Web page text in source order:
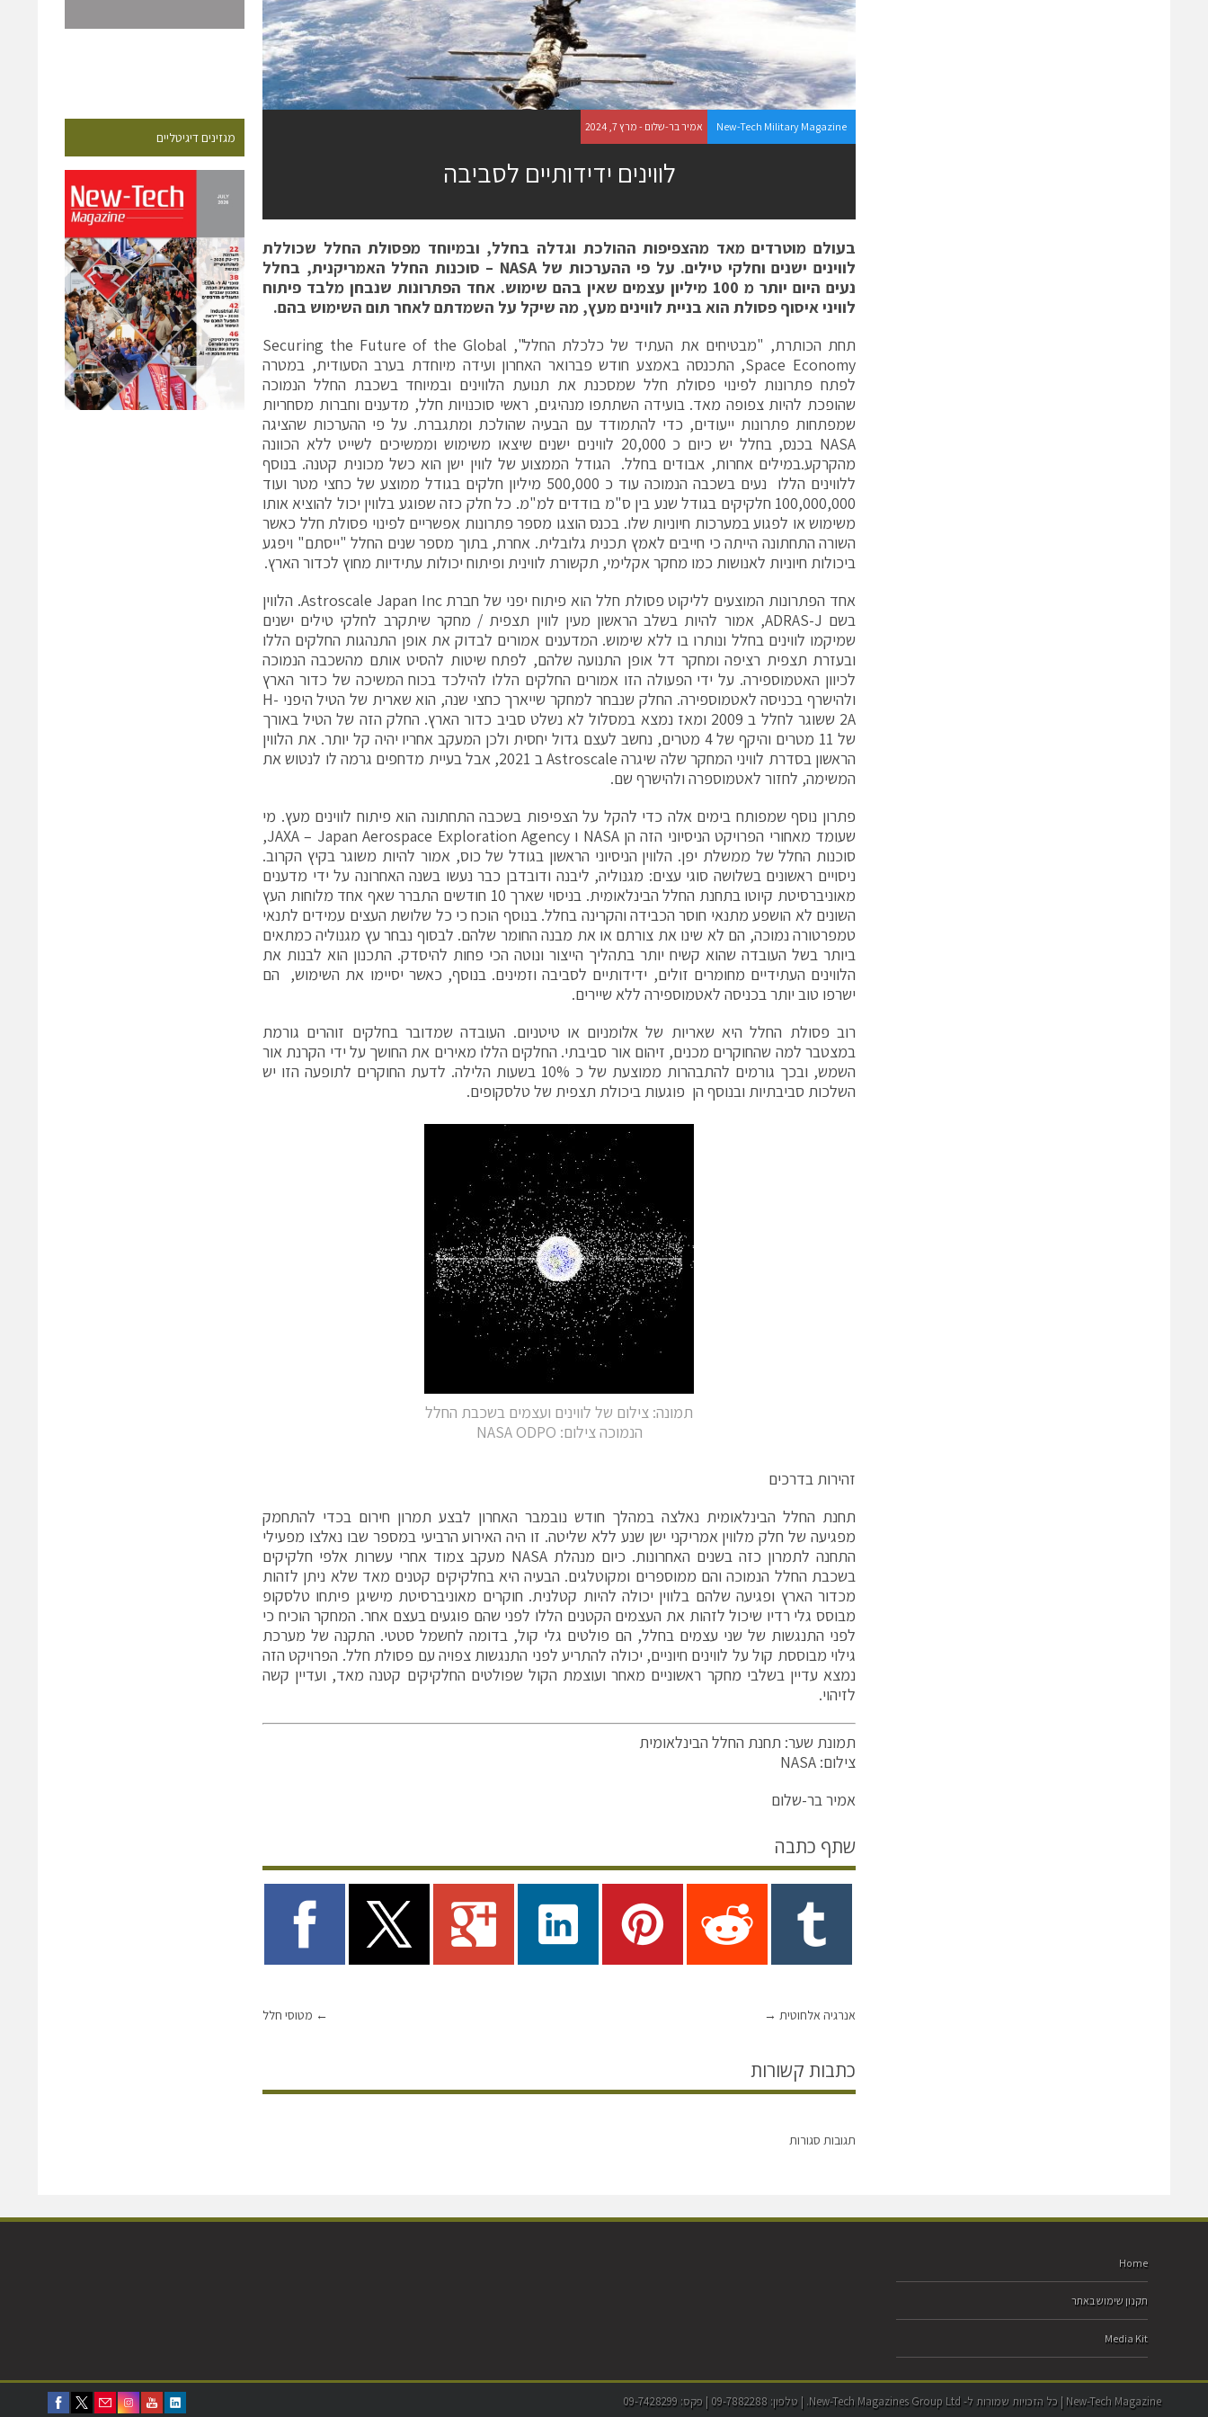
מגזינים דיגיטליים
New-Tech Military Magazine אמיר בר-שלום - מרץ 7, 2024
לווינים ידידותיים לסביבה
בעולם מוטרדים מאד מהצפיפות ההולכת וגדלה בחלל, ובמיוחד מפסולת החלל שכוללת
לווינים ישנים וחלקי טילים. על פי ההערכות שלNASA – סוכנות החלל האמריקנית, בחלל
נעים היום יותר מ 100 מיליון עצמים שאין בהם שימוש. אחד הפתרונות שנבחן מלבד פיתוח
לוויני איסוף פסולת הוא בניית לווינים מעץ, מה שיקל על השמדתם לאחר תום השימוש בהם.
תחת הכותרת, "מבטיחים את העתיד של כלכלת החלל", Securing the Future of the Global
Space Economy, התכנסה באמצע חודש פברואר האחרון ועידה מיוחדת בערב הסעודית, במטרה
לפתח פתרונות לפינוי פסולת חלל שמסכנת את תנועת הלווינים ובמיוחד בשכבת החלל הנמוכה
שהופכת להיות צפופה מאד. בועידה השתתפו מנהיגים, ראשי סוכנויות חלל, מדענים וחברות מסחריות
שמפתחות פתרונות ייעודים, כדי להתמודד עם הבעיה שהולכת ומתגברת. על פי ההערכות שהציגה
NASA בכנס, בחלל יש כיום כ 20,000 לווינים ישנים שיצאו משימוש וממשיכים לשייט ללא הכוונה
מהקרקע.במילים אחרות, אבודים בחלל. הגודל הממצוע של לווין ישן הוא כשל מכונית קטנה. בנוסף
ללווינים הללו נעים בשכבה הנמוכה עוד כ 500,000 מיליון חלקים בגודל ממוצע של כחצי מטר ועוד
100,000,000 חלקיקים בגודל שנע בין ס"מ בודדים למ"מ. כל חלק כזה שפוגע בלווין יכול להוציא אותו
משימוש או לפגוע במערכות חיוניות שלו. בכנס הוצגו מספר פתרונות אפשריים לפינוי פסולת חלל כאשר
השורה התחתונה הייתה כי חייבים לאמץ תכנית גלובלית. אחרת, בתוך מספר שנים החלל "ייסתם" ויפגע
ביכולות חיוניות לאנושות כמו מחקר אקלימי, תקשורת לווינית ופיתוח יכולות עתידיות מחוץ לכדור הארץ.
אחד הפתרונות המוצעים לליקוט פסולת חלל הוא פיתוח יפני של חברת Astroscale Japan Inc. הלווין
בשם ADRAS-J, אמור להיות בשלב הראשון מעין לווין תצפית / מחקר שיתקרב לחלקי טילים ישנים
שמיקמו לווינים בחלל ונותרו בו ללא שימוש. המדענים אמורים לבדוק את אופן התנהגות החלקים הללו
ובעזרת תצפית רציפה ומחקר דל אופן התנועה שלהם, לפתח שיטות להסיט אותם מהשכבה הנמוכה
לכיוון האטמוספירה. על ידי הפעולה הזו אמורים החלקים הללו להילכד בכוח המשיכה של כדור הארץ
ולהישרף בכניסה לאטמוספירה. החלק שנבחר למחקר שייארך כחצי שנה, הוא שארית של הטיל היפני H-
2A ששוגר לחלל ב 2009 ומאז נמצא במסלול לא נשלט סביב כדור הארץ. החלק הזה של הטיל באורך
של 11 מטרים והיקף של 4 מטרים, נחשב לעצם גדול יחסית ולכן המעקב אחריו יהיה קל יותר. את הלווין
הראשון בסדרת לוויני המחקר שלה שיגרה Astroscale ב 2021, אבל בעיית מדחפים גרמה לו לנטוש את
המשימה, לחזור לאטמוספרה ולהישרף שם.
פתרון נוסף שמפותח בימים אלה כדי להקל על הצפיפות בשכבה התחתונה הוא פיתוח לווינים מעץ. מי
שעומד מאחורי הפרויקט הניסיוני הזה הן NASA ו JAXA – Japan Aerospace Exploration Agency,
סוכנות החלל של ממשלת יפן. הלווין הניסיוני הראשון בגודל של כוס, אמור להיות משוגר בקיץ הקרוב.
ניסויים ראשונים בשלושה סוגי עצים: מגנוליה, ליבנה ודובדבן כבר נעשו בשנה האחרונה על ידי מדענים
מאוניברסיטת קיוטו בתחנת החלל הבינלאומית. בניסוי שארך 10 חודשים התברר שאף אחד מלוחות העץ
השונים לא הושפע מתנאי חוסר הכבידה והקרינה בחלל. בנוסף הוכח כי כל שלושת העצים עמידים לתנאי
טמפרטורה נמוכה, הם לא שינו את צורתם או את מבנה החומר שלהם. לבסוף נבחר עץ מגנוליה כמתאים
ביותר בשל העובדה שהוא קשיח יותר בתהליך הייצור ונוטה הכי פחות להיסדק. התכנון הוא לבנות את
הלווינים העתידיים מחומרים זולים, ידידותיים לסביבה וזמינים. בנוסף, כאשר יסיימו את השימוש, הם
ישרפו טוב יותר בכניסה לאטמוספירה ללא שיירים.
רוב פסולת החלל היא שאריות של אלומניום או טיטניום. העובדה שמדובר בחלקים זוהרים גורמת
במצטבר למה שהחוקרים מכנים, זיהום אור סביבתי. החלקים הללו מאירים את החושך על ידי הקרנת אור
השמש, ובכך גורמים להתבהרות ממוצעת של כ 10% בשעות הלילה. לדעת החוקרים לתופעה הזו יש
השלכות סביבתיות ובנוסף הן פוגעות ביכולת תצפית של טלסקופים.
תמונה: צילום של לווינים ועצמים בשכבת החלל
הנמוכה צילום: NASA ODPO
זהירות בדרכים
תחנת החלל הבינלאומית נאלצה במהלך חודש נובמבר האחרון לבצע תמרון חירום בכדי להתחמק
מפגיעה של חלק מלווין אמריקני ישן שנע ללא שליטה. זו היה האירוע הרביעי במספר שבו נאלצו מפעילי
התחנה לתמרון כזה בשנים האחרונות. כיום מנהלת NASA מעקב צמוד אחרי עשרות אלפי חלקיקים
בשכבת החלל הנמוכה והם ממוספרים ומקוטלגים. הבעיה היא בחלקיקים קטנים מאד שלא ניתן לזהות
מכדור הארץ ופגיעה שלהם בלווין יכולה להיות קטלנית. חוקרים מאוניברסיטת מישיגן פיתחו טלסקופ
מבוסס גלי רדיו שיכול לזהות את העצמים הקטנים הללו לפני שהם פוגעים בעצם אחר. המחקר הוכיח כי
לפני התנגשות של שני עצמים בחלל, הם פולטים גלי קול, בדומה לחשמל סטטי. התקנה של מערכת
גילוי מבוססת קול על לווינים חיוניים, יכולה להתריע לפני התנגשות צפויה עם פסולת חלל. הפרויקט הזה
נמצא עדיין בשלבי מחקר ראשוניים מאחר ועוצמת הקול שפולטים החלקיקים קטנה מאד, ועדיין קשה
לזיהוי.
תמונת שער: תחנת החלל הבינלאומית
צילום: NASA
אמיר בר-שלום
שתף כתבה
← מטוסי חלל אנרגיה אלחוטית →
כתבות קשורות
תגובות סגורות
Home
תקנון שימוש באתר
Media Kit
New-Tech Magazine | כל הזכויות שמורות ל- New-Tech Magazines Group Ltd. | טלפון: 09-7882288 | פקס: 09-7428299